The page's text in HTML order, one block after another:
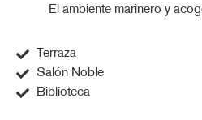
El ambiente marinero y
Terraza
Salón Noble
Biblioteca